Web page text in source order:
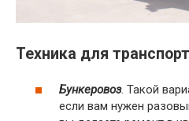
Техника для
Бункеровоз. Такой
если вам нужен